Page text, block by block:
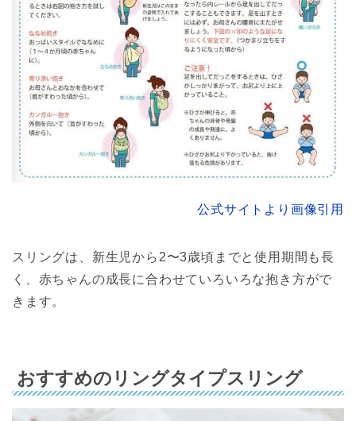
公式サイトより画像引用
スリングは、新生児から2〜3歳頃までと使用期間も長
く、赤ちゃんの成長に合わせていろいろな抱き方がで
きます。
おすすめのリングタイプスリング